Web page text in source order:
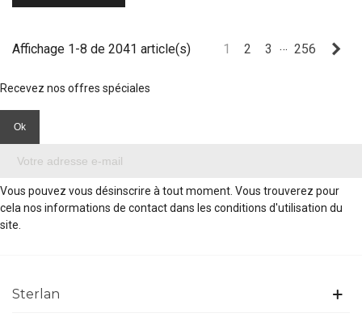
Affichage 1-8 de 2041 article(s) 1 2 3 … 256
Recevez nos offres spéciales
Vous pouvez vous désinscrire à tout moment. Vous trouverez pour
cela nos informations de contact dans les conditions d'utilisation du
site.
Sterlan